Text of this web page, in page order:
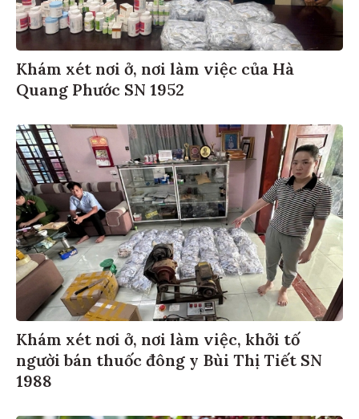
Khám xét nơi ở, nơi làm việc của Hà
Quang Phước SN 1952
Khám xét nơi ở, nơi làm việc, khởi tố
người bán thuốc đông y Bùi Thị Tiết SN
1988